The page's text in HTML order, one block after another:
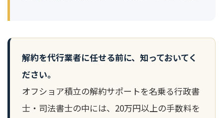
解約を代行業者に任せる前に、知っておいてく
ださい。
オフショア積立の解約サポートを名乗る行政書
士・司法書士の中には、20万円以上の手数料を